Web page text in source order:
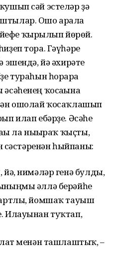
сәй эстеләр ҙә
Ошо арала
ҡырылып йөрөй.
тора. Гәүһәре
эшендә, йә әхирәте
тураһын һорарға
ҡосағына
ошолай ҡосаҡлашып
илап ебәрҙе. Әсәһе
ла нығыраҡ ҡыҫты,
сәстәренән һыйпаны:
нимәләр генә булды,
әллә берәйһе
артлы, йомшаҡ тауыш
Илауынан туҡтап,
менән ташлаштыҡ, –